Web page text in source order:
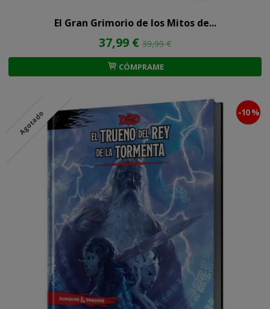
El Gran Grimorio de los Mitos de...
37,99 € 39,99 €
CÓMPRAME
Agotado -10 %